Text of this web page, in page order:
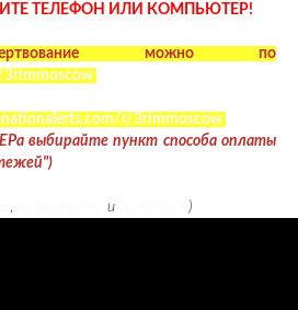
ТЕЛЕФОН ИЛИ КОМПЬЮТЕР!
можно по
r/3rimmoscow
выбирайте пункт способа оплаты
и )